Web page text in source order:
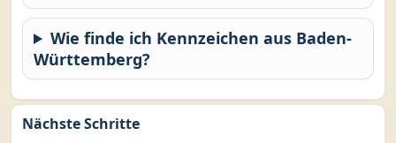
Wie finde ich Kennzeichen aus Baden-
Württemberg?
Nächste Schritte